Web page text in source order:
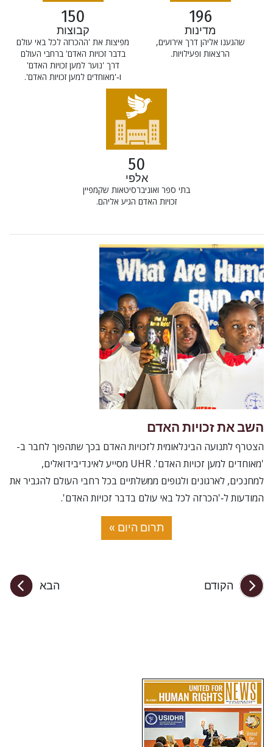
196
מדינות
שהגענו אליהן דרך אירועים,
הרצאות ופעילויות.
150
קבוצות
מפיצות את 'ההכרזה לכל באי עולם
בדבר זכויות האדם' ברחבי העולם
דרך 'נוער למען זכויות האדם'
ו‑'מאוחדים למען זכויות האדם'.
50
אלפי
בתי ספר ואוניברסיטאות שקמפיין
זכויות האדם הגיע אליהם.
השב את זכויות האדם
הצטרף לתנועה הבינלאומית לזכויות האדם בכך שתהפוך לחבר ב-
'מאוחדים למען זכויות האדם'. UHR מסייע לאינדיבידואלים,
למחנכים, לארגונים ולגופים ממשלתיים בכל רחבי העולם להגביר את
המודעות ל‑'הכרזה לכל באי עולם בדבר זכויות האדם'.
תרום היום »
הקודם הבא